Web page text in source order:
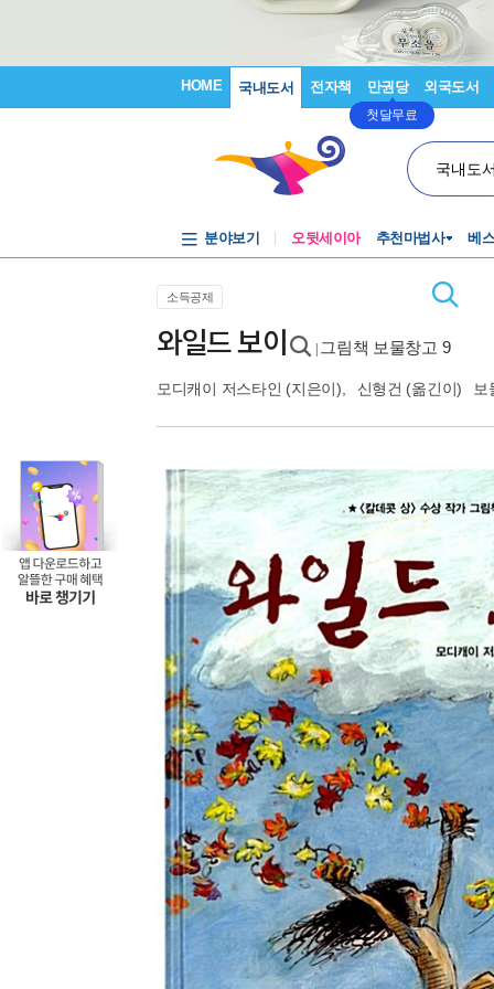
HOME 국내도서 전자책 만권당
첫달무료
외국도서
국내도
분야보기 오뒷세이아 추천마법사 베
소득공제
와일드 보이 그림책 보물창고 9
모디캐이 저스타인 (지은이), 신형건 (옮긴이) 보